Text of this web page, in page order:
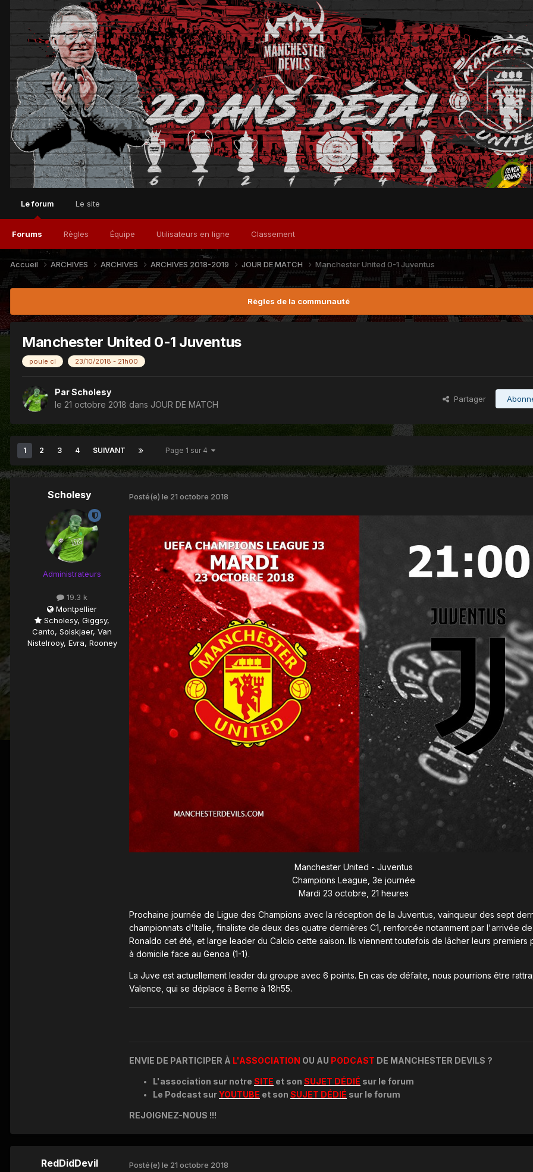
Le forum
Forums Règles Équipe Utilisateurs en ligne Classement
Le site
Accueil ARCHIVES ARCHIVES ARCHIVES 2018-2019 JOUR DE MATCH Manchester United 0-1 Juventus
Règles de la communauté
Manchester United 0-1 Juventus
poule cl 23/10/2018 - 21h00
ParScholesy
le 21 octobre 2018 dans JOUR DE MATCH
Partager
1 2 3 4 SUIVANT Page 1 sur 4
Scholesy
Administrateurs
19.3 k
Montpellier
Scholesy, Giggsy,
Canto, Solskjaer, Van
Nistelrooy, Evra, Rooney
Posté(e) le 21 octobre 2018
Manchester United - Juventus
Champions League, 3e journée
Mardi 23 octobre, 21 heures
Prochaine journée de Ligue des Champions avec la réception de la Juventus, vainqueur des sept
championnats d'Italie, finaliste de deux des quatre dernières C1, renforcée notamment par l'arrivée de
Ronaldo cet été, et large leader du Calcio cette saison. Ils viennent toutefois de lâcher leurs premiers
à domicile face au Genoa (1-1).
La Juve est actuellement leader du groupe avec 6 points. En cas de défaite, nous pourrions être
Valence, qui se déplace à Berne à 18h55.
ENVIE DE PARTICIPER À L'ASSOCIATION OU AU PODCAST DE MANCHESTER DEVILS ?
L'association sur notre SITE et son SUJET DÉDIÉ sur le forum
Le Podcast surYOUTUBE et son SUJET DÉDIÉ sur le forum
REJOIGNEZ-NOUS !!!
RedDidDevil Posté(e) le 21 octobre 2018